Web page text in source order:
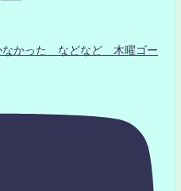
なかった などなど 木曜ゴー